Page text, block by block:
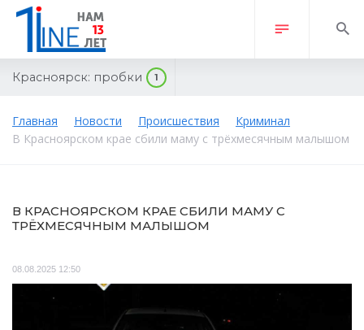
Красноярск: пробки 1
Главная Новости Происшествия
Криминал
В Красноярском крае сбили маму с трёхмесячным малышом
В КРАСНОЯРСКОМ КРАЕ СБИЛИ МАМУ С
ТРЁХМЕСЯЧНЫМ МАЛЫШОМ
08.08.2025 12:50